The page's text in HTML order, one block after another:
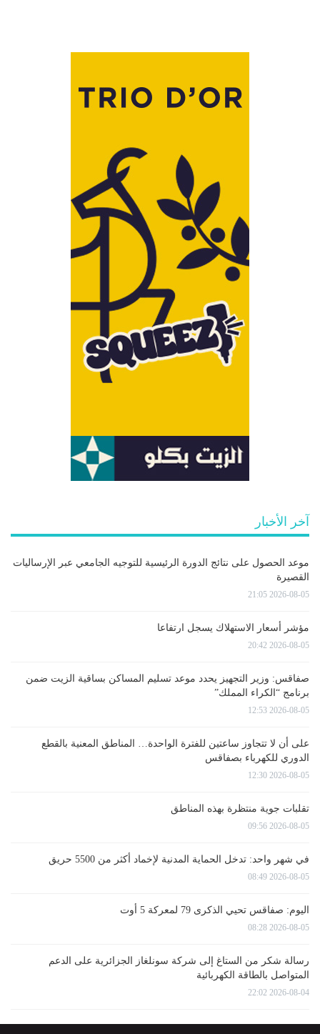
آخر الأخبار
موعد الحصول على نتائج الدورة الرئيسية للتوجيه الجامعي عبر الإرساليات
القصيرة
2026-08-05 21:05
مؤشر أسعار الاستهلاك يسجل ارتفاعا
2026-08-05 20:42
صفاقس: وزير التجهيز يحدد موعد تسليم المساكن بساقية الزيت ضمن
برنامج “الكراء المملك”
2026-08-05 12:53
على أن لا تتجاوز ساعتين للفترة الواحدة… المناطق المعنية بالقطع
الدوري للكهرباء بصفاقس
2026-08-05 12:30
تقلبات جوية منتظرة بهذه المناطق
2026-08-05 09:56
في شهر واحد: تدخل الحماية المدنية لإخماد أكثر من 5500 حريق
2026-08-05 08:49
اليوم: صفاقس تحيي الذكرى 79 لمعركة 5 أوت
2026-08-05 08:28
رسالة شكر من الستاغ إلى شركة سونلغاز الجزائرية على الدعم
المتواصل بالطاقة الكهربائية
2026-08-04 22:02